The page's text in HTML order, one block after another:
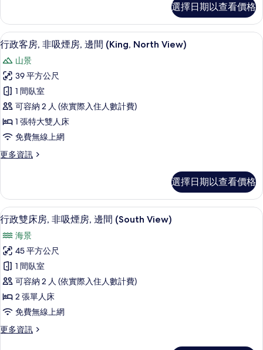
房
(South
View)
的
所
有
相
片
雙
床
房,
非
吸
煙
房
(South
View)
的
詳
情
選擇日期以查看價格
顯
示
行
政
客
房,
非
吸
煙
邊
間
(King,
North
View)
的
所
有
相
片
書桌、遮光布/窗簾、免費無線上網、
9
行政客房, 非吸煙房, 邊間 (King, North View)
山景
39 平方公尺
1 間臥室
可容納 2 人 (依實際入住人數計費)
1 張特大雙人床
免費無線上網
更多資訊
更
客
房,
非
吸
煙
房,
邊
間
(King,
North
View)
的
情
選擇日期以查看價格
顯
示
行
政
雙
床
房,
非
吸
書桌、遮光布/窗簾、免費無線上網、
6
行政雙床房, 非吸煙房, 邊間 (South View)
海景
45 平方公尺
1 間臥室
可容納 2 人 (依實際入住人數計費)
2 張單人床
免費無線上網
更多資訊
更